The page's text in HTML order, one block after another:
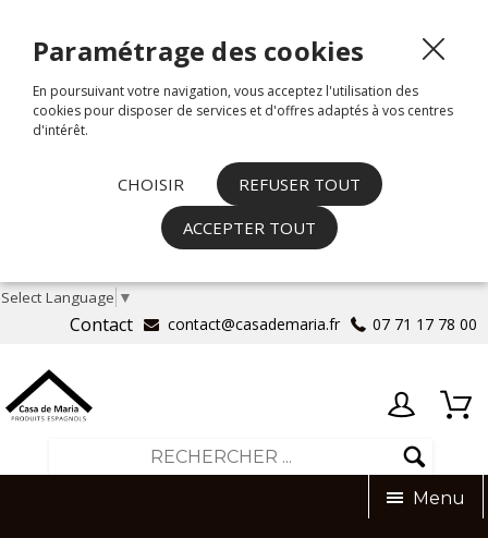
Select Language ▼
07 71 17 78 00
contact@casademaria.fr
Contact
Menu
Paramétrage des cookies
En poursuivant votre navigation, vous acceptez l'utilisation des
cookies pour disposer de services et d'offres adaptés à vos centres
d'intérêt.
CHOISIR
REFUSER TOUT
ACCEPTER TOUT